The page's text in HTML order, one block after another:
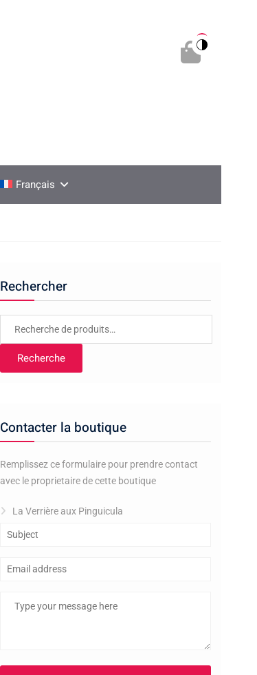
0
Français
Rechercher
Recherche
Contacter la boutique
Remplissez ce formulaire pour prendre contact
avec le proprietaire de cette boutique
La Verrière aux Pinguicula